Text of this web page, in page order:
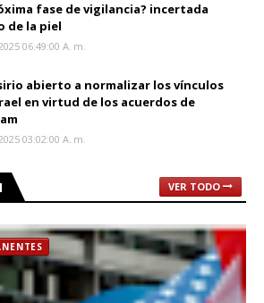
fase de vigilancia? incertada
de la piel
06:49:00 A. M.
abierto a normalizar los vínculos
en virtud de los acuerdos de
03:02:00 A. M.
VER TODO